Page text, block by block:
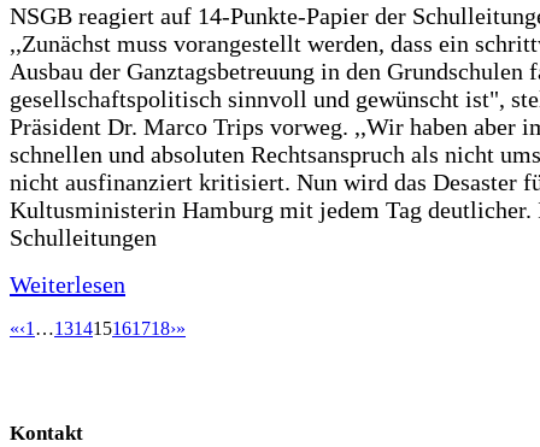
NSGB reagiert auf 14-Punkte-Papier der
,,Zunächst muss vorangestellt werden, dass ein
Ausbau der Ganztagsbetreuung in den Grundschulen
gesellschaftspolitisch sinnvoll und gewünscht ist",
Präsident Dr. Marco Trips vorweg. ,,Wir haben aber
schnellen und absoluten Rechtsanspruch als nicht
nicht ausfinanziert kritisiert. Nun wird das Desaster
Kultusministerin Hamburg mit jedem Tag deutlicher.
Schulleitungen
Weiterlesen
«‹1 …131415161718›»
Kontakt